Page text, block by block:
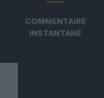
COMMENTAIRE
INSTANTANÉ